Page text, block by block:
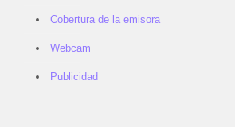
Cobertura de la emisora
Webcam
Publicidad